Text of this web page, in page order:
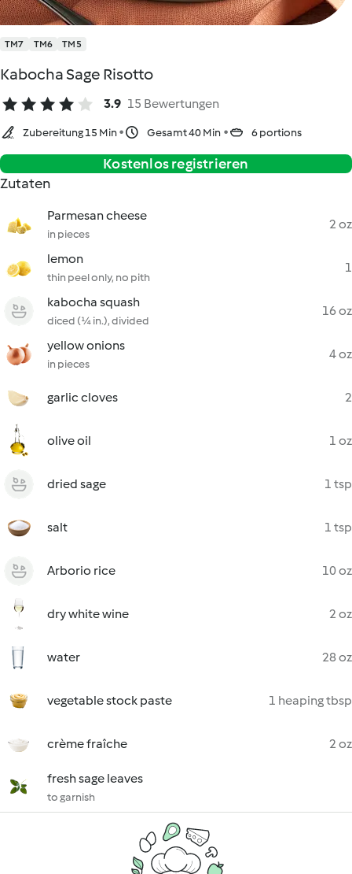
TM7 TM6 TM5
Kabocha Sage Risotto
3.9 15 Bewertungen
Zubereitung 15 Min Gesamt 40 Min 6 portions
Kostenlos registrieren
Zutaten
Parmesan cheese
in pieces
2 oz
lemon
thin peel only, no pith
1
kabocha squash
diced (¼ in.), divided
16 oz
yellow onions
in pieces
4 oz
garlic cloves 2
olive oil 1 oz
dried sage 1 tsp
salt 1 tsp
Arborio rice 10 oz
dry white wine 2 oz
water 28 oz
vegetable stock paste 1 heaping tbsp
crème fraîche 2 oz
fresh sage leaves
to garnish